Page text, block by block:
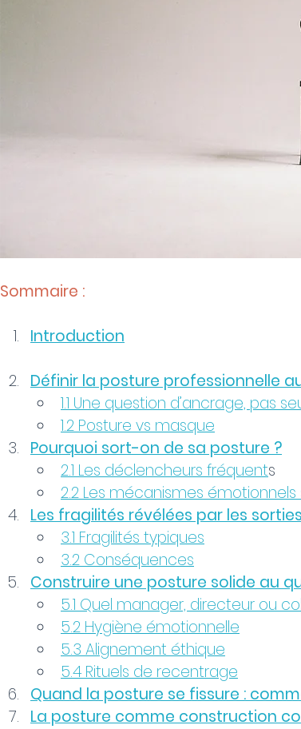
Sommaire :
Introduction
Définir la posture professionnelle
1.1 Une question d’ancrage, pas
1.2 Posture vs masque
Pourquoi sort-on de sa posture ?
2.1 Les déclencheurs fréquents
2.2 Les mécanismes
Les fragilités révélées par les
3.1 Fragilités typiques
3.2 Conséquences
Construire une posture solide au
5.1 Quel manager, directeur ou
5.2 Hygiène émotionnelle
5.3 Alignement éthique
5.4 Rituels de recentrage
Quand la posture se fissure :
La posture comme construction